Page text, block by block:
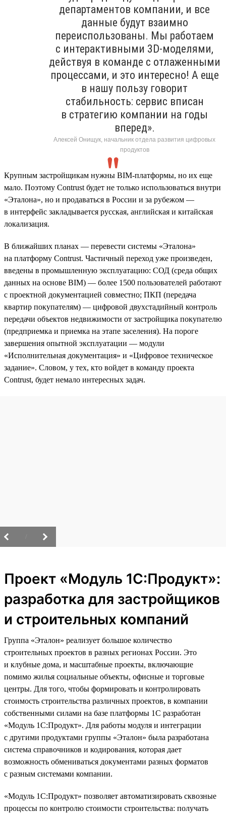
департаментов компании, и все
данные будут взаимно
переиспользованы. Мы работаем
с интерактивными 3D-моделями,
действуя в команде с отлаженными
процессами, и это интересно! А еще
в нашу пользу говорит
стабильность: сервис вписан
в стратегию компании на годы
вперед».
Алексей Онищук, начальник отдела развития цифровых
продуктов
Крупным застройщикам нужны BIM-платформы, но их еще
мало. Поэтому Contrust будет не только использоваться внутри
«Эталона», но и продаваться в России и за рубежом —
в интерфейс закладывается русская, английская и китайская
локализация.
В ближайших планах — перевести системы «Эталона»
на платформу Contrust. Частичный переход уже произведен,
введены в промышленную эксплуатацию: СОД (среда общих
данных на основе BIM) — более 1500 пользователей работают
с проектной документацией совместно; ПКП (передача
квартир покупателям) — цифровой двухстадийный контроль
передачи объектов недвижимости от застройщика покупателю
(предприемка и приемка на этапе заселения). На пороге
завершения опытной эксплуатации — модули
«Исполнительная документация» и «Цифровое техническое
задание». Словом, у тех, кто войдет в команду проекта
Contrust, будет немало интересных задач.
Проект «Модуль 1С:Продукт»:
разработка для застройщиков
и строительных компаний
Группа «Эталон» реализует большое количество
строительных проектов в разных регионах России. Это
и клубные дома, и масштабные проекты, включающие
помимо жилья социальные объекты, офисные и торговые
центры. Для того, чтобы формировать и контролировать
стоимость строительства различных проектов, в компании
собственными силами на базе платформы 1С разработан
«Модуль 1С:Продукт». Для работы модуля и интеграции
с другими продуктами группы «Эталон» была разработана
система справочников и кодирования, которая дает
возможность обмениваться документами разных форматов
с разным системами компании.
«Модуль 1С:Продукт» позволяет автоматизировать сквозные
процессы по контролю стоимости строительства: получать